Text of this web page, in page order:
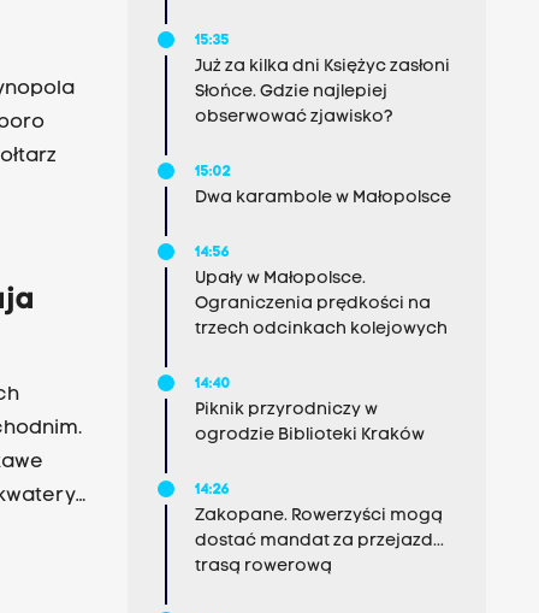
o
15:35
Już za kilka dni Księżyc zasłoni
Słońce. Gdzie najlepiej
obserwować zjawisko?
15:02
Dwa karambole w Małopolsce
14:56
Upały w Małopolsce.
Ograniczenia prędkości na
trzech odcinkach kolejowych
14:40
Piknik przyrodniczy w
ogrodzie Biblioteki Kraków
14:26
Zakopane. Rowerzyści mogą
dostać mandat za przejazd...
trasą rowerową